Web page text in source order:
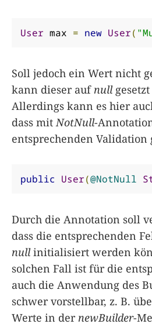
User max = new User(
Soll jedoch ein Wert nicht
kann dieser auf null
Allerdings kann es hier
dass mit NotNull-
entsprechenden
public User(@NotNull
Durch die Annotation soll
dass die entsprechenden
nullinitialisiert werden
solchen Fall ist für die
auch die Anwendung des
schwer vorstellbar, z. B.
Werte in der newBuilder-